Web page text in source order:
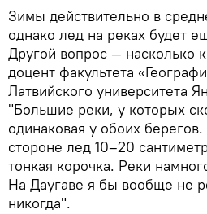
Зимы действительно в
однако лед на реках будет
Другой вопрос — насколько
доцент факультета
Латвийского университета
"Большие реки, у которых
одинаковая у обоих
стороне лед 10–20
тонкая корочка. Реки
На Даугаве я бы вообще не
никогда".